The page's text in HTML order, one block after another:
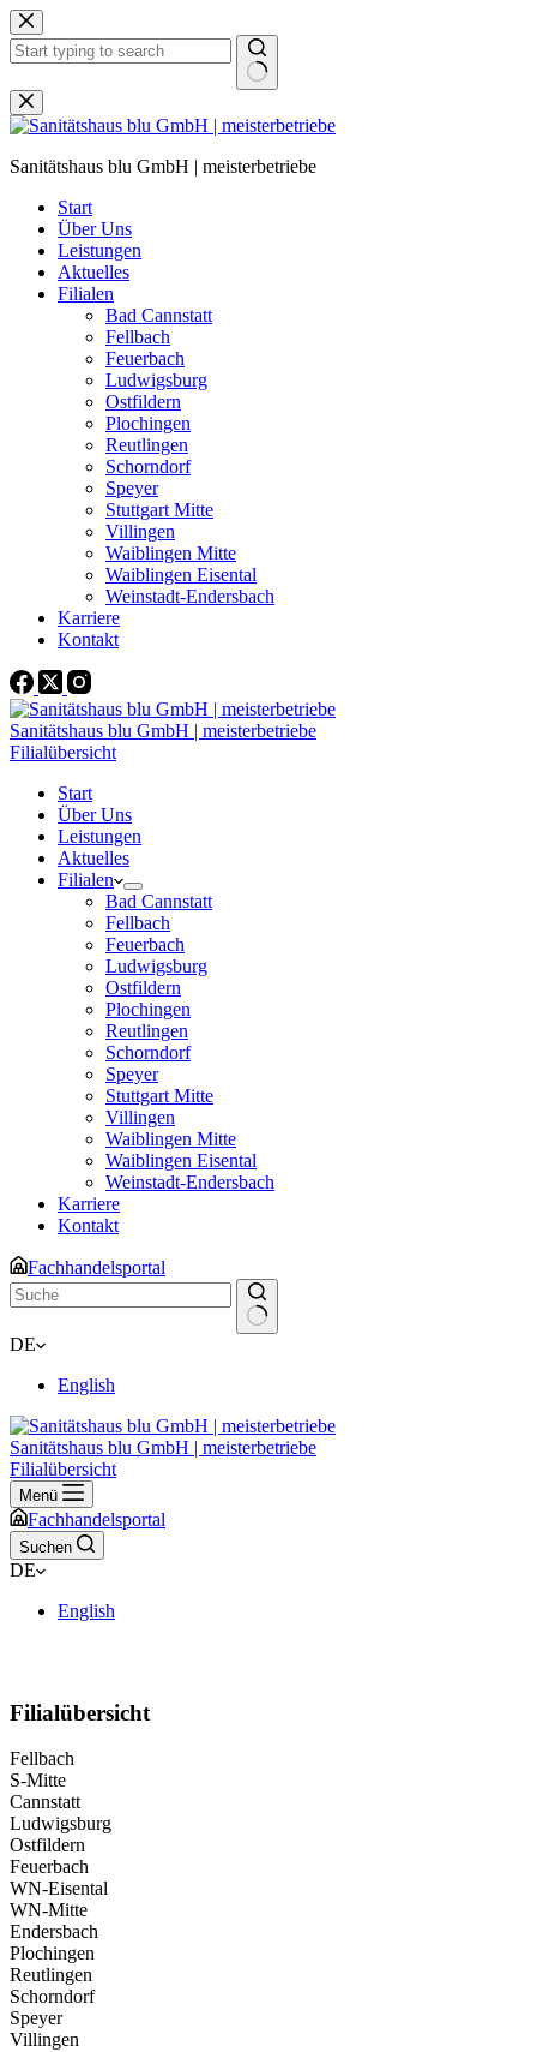
Zum
Inhalt
springen
Keine
Ergebnisse
Sanitätshaus blu GmbH | meisterbetriebe
Start
Über Uns
Leistungen
Aktuelles
Filialen
Bad Cannstatt
Fellbach
Feuerbach
Ludwigsburg
Ostfildern
Plochingen
Reutlingen
Schorndorf
Speyer
Stuttgart Mitte
Villingen
Waiblingen Mitte
Waiblingen Eisental
Weinstadt-Endersbach
Karriere
Kontakt
Sanitätshaus blu GmbH | meisterbetriebe
Filialübersicht
Start
Über Uns
Leistungen
Aktuelles
Filialen
Bad Cannstatt
Fellbach
Feuerbach
Ludwigsburg
Ostfildern
Plochingen
Reutlingen
Schorndorf
Speyer
Stuttgart Mitte
Villingen
Waiblingen Mitte
Waiblingen Eisental
Weinstadt-Endersbach
Karriere
Kontakt
Fachhandelsportal
Keine
DE
English
Sanitätshaus blu GmbH | meisterbetriebe
Filialübersicht
Menü
Fachhandelsportal
Suchen
DE
English
Filialübersicht
Fellbach
S-Mitte
Cannstatt
Ludwigsburg
Ostfildern
Feuerbach
WN-Eisental
WN-Mitte
Endersbach
Plochingen
Reutlingen
Schorndorf
Speyer
Villingen